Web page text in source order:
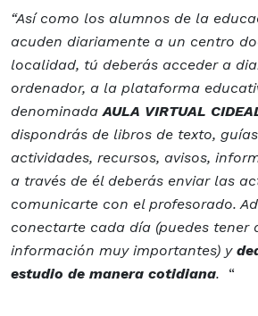
“Así como los alumnos de la
acuden diariamente a un centro
localidad, tú deberás acceder a
ordenador, a la plataforma
denominadaAULA VIRTUAL
dispondrás de libros de texto,
actividades, recursos, avisos,
a través de él deberás enviar las
comunicarte con el profesorado.
conectarte cada día (puedes tener
información muy importantes) y
estudio de manera cotidiana. “